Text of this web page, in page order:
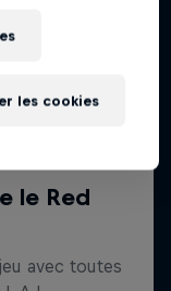
les cookies